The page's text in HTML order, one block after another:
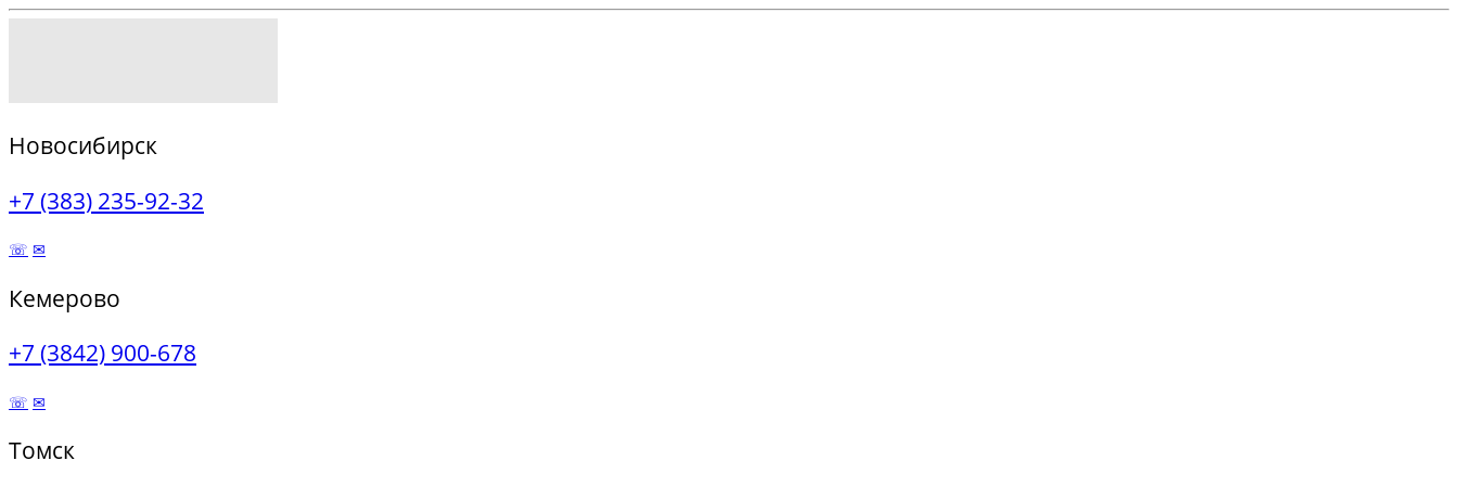
Новосибирск
+7 (383) 235-92-32
☏ ✉
Кемерово
+7 (3842) 900-678
☏ ✉
Томск